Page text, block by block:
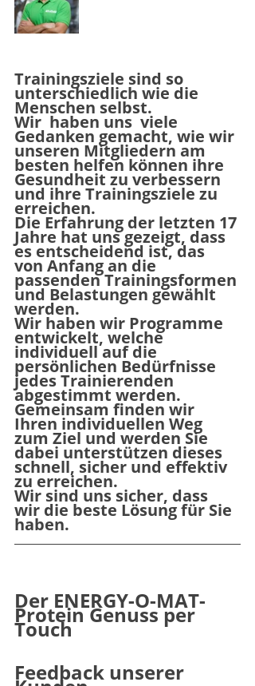
Trainingsziele sind so
unterschiedlich wie die
Menschen selbst.
Wir  haben uns  viele
Gedanken gemacht, wie wir
unseren Mitgliedern am
besten helfen können ihre
Gesundheit zu verbessern
und ihre Trainingsziele zu
erreichen.
Die Erfahrung der letzten 17
Jahre hat uns gezeigt, dass
es entscheidend ist, das
von Anfang an die
passenden Trainingsformen
und Belastungen gewählt
werden.
Wir haben wir Programme
entwickelt, welche
individuell auf die
persönlichen Bedürfnisse
jedes Trainierenden
abgestimmt werden.
Gemeinsam finden wir
Ihren individuellen Weg
zum Ziel und werden Sie
dabei unterstützen dieses
schnell, sicher und effektiv
zu erreichen.
Wir sind uns sicher, dass
wir die beste Lösung für Sie
haben.
Der ENERGY-O-MAT-
Protein Genuss per
Touch
Feedback unserer